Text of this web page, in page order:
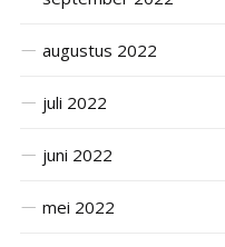
augustus 2022
juli 2022
juni 2022
mei 2022